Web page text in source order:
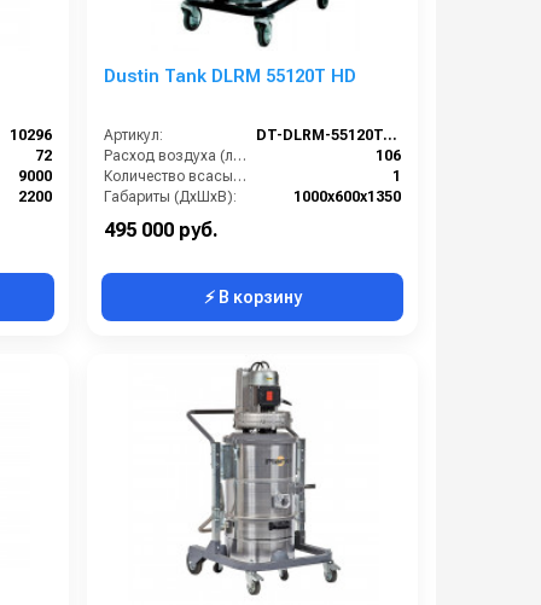
10296
72
9000
2200
Dustin Tank DLRM 55120T HD
Артикул:
DT-DLRM-55120T-HD
Расход воздуха (л/сек):
106
Количество всасывающих турбин (шт):
1
Габариты (ДхШхВ):
1000х600х1350
495 000 руб.
⚡ В корзину